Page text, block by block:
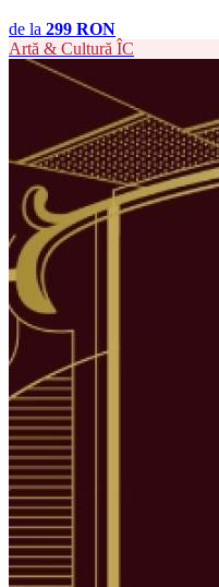
de la 299 RON
Artă & Cultură ÎC